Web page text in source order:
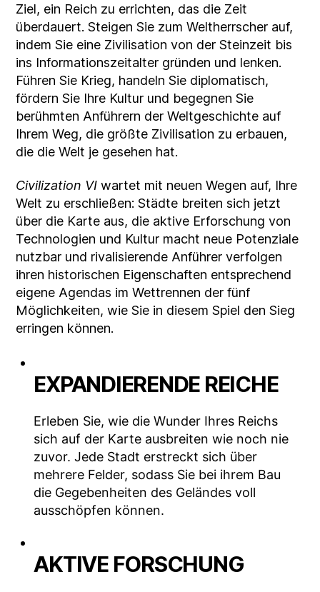
Ziel, ein Reich zu errichten, das die Zeit
überdauert. Steigen Sie zum Weltherrscher auf,
indem Sie eine Zivilisation von der Steinzeit bis
ins Informationszeitalter gründen und lenken.
Führen Sie Krieg, handeln Sie diplomatisch,
fördern Sie Ihre Kultur und begegnen Sie
berühmten Anführern der Weltgeschichte auf
Ihrem Weg, die größte Zivilisation zu erbauen,
die die Welt je gesehen hat.
Civilization VI wartet mit neuen Wegen auf, Ihre
Welt zu erschließen: Städte breiten sich jetzt
über die Karte aus, die aktive Erforschung von
Technologien und Kultur macht neue Potenziale
nutzbar und rivalisierende Anführer verfolgen
ihren historischen Eigenschaften entsprechend
eigene Agendas im Wettrennen der fünf
Möglichkeiten, wie Sie in diesem Spiel den Sieg
erringen können.
EXPANDIERENDE REICHE
Erleben Sie, wie die Wunder Ihres Reichs
sich auf der Karte ausbreiten wie noch nie
zuvor. Jede Stadt erstreckt sich über
mehrere Felder, sodass Sie bei ihrem Bau
die Gegebenheiten des Geländes voll
ausschöpfen können.
AKTIVE FORSCHUNG